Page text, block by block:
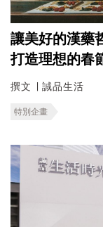
讓美好的漢藥
打造理想的
撰文 ∣ 誠品生活
特別企畫